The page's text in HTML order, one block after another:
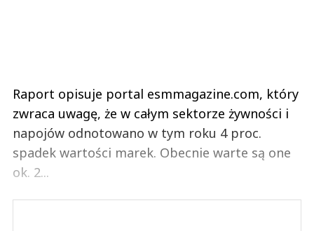
Raport opisuje portal esmmagazine.com, który
zwraca uwagę, że w całym sektorze żywności i
napojów odnotowano w tym roku 4 proc.
spadek wartości marek. Obecnie warte są one
ok. 2...